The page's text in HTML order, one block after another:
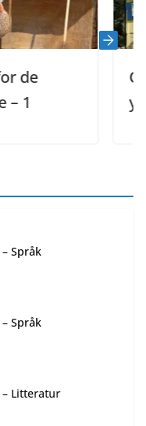
Quiz
Språk
Språk
Litteratur